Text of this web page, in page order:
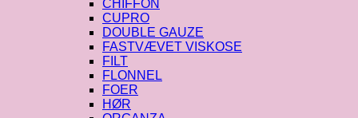
CHIFFON
CUPRO
DOUBLE GAUZE
FASTVÆVET VISKOSE
FILT
FLONNEL
FOER
HØR